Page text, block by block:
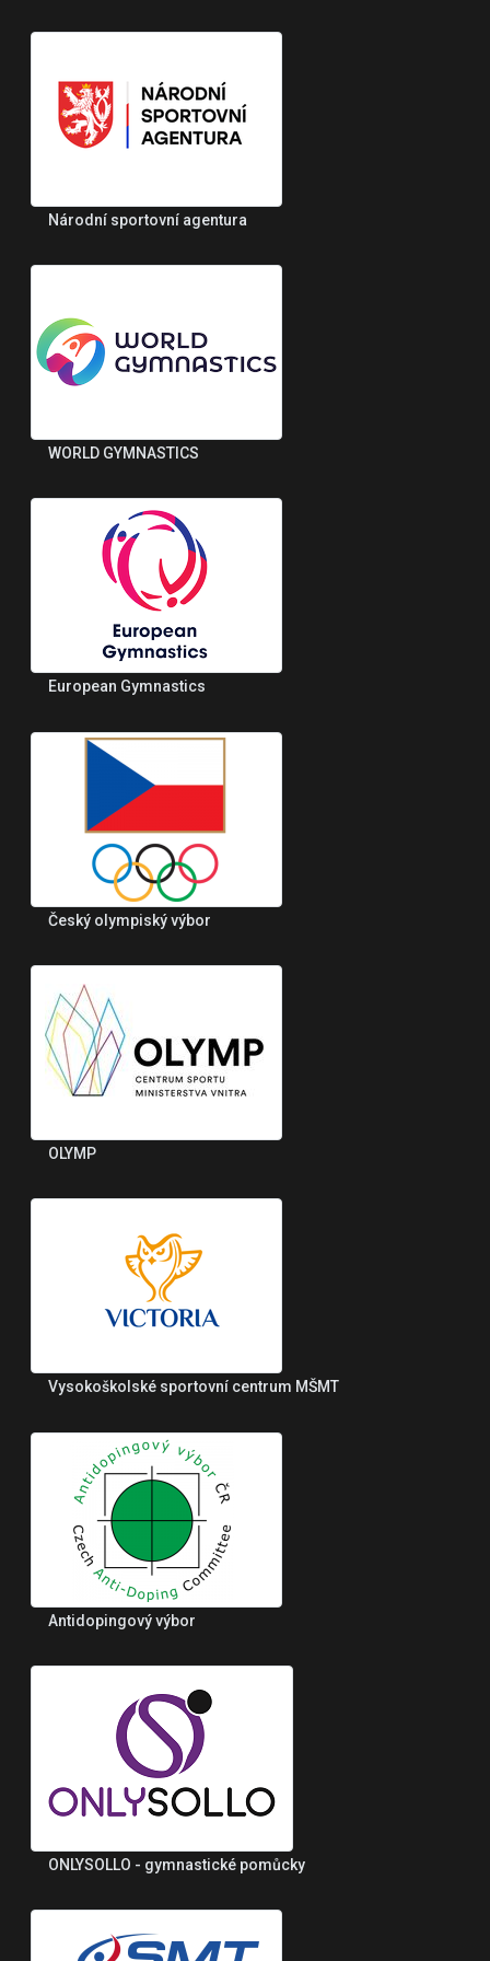
Národní sportovní agentura
WORLD GYMNASTICS
European Gymnastics
Český olympiský výbor
OLYMP
Vysokoškolské sportovní centrum MŠMT
Antidopingový výbor
ONLYSOLLO - gymnastické pomůcky